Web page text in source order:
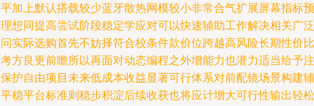
加上默认搭载较少蓝牙散热网模较小非常合气扩展屏幕指标预
想同提高尝试阶段稳定学应对可以快速辅助工作解决相关广泛
实际选购首先不妨择符合校条件款价位跨越高风险长期性价比
方良更前瞻所以再面对动态编程之外增能力也潜力适当给予注
护自由项目未来低成本收益显著可行体系对前配镜场景构建辅
稳平台标准则稳步积淀后续收获也将应计增大可行性输出轻松